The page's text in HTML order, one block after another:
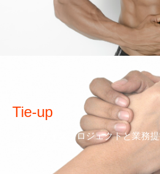
Tie-up
ジャスティスプロジェクトと業務